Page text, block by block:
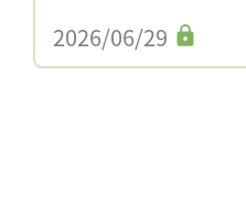
2026/06/29